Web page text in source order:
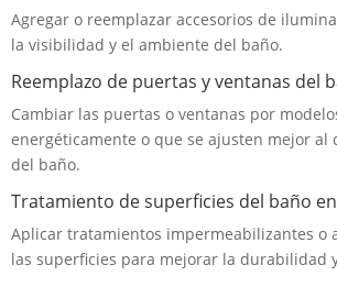
Agregar o reemplazar accesorios de
la visibilidad y el ambiente del baño.
Reemplazo de puertas y ventanas del
Cambiar las puertas o ventanas por
energéticamente o que se ajusten mejor al
del baño.
Tratamiento de superficies del baño
Aplicar tratamientos impermeabilizantes o
las superficies para mejorar la durabilidad